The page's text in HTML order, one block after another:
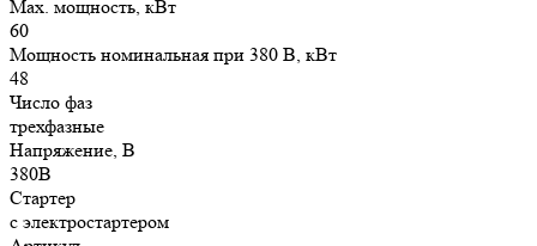
Max. мощность, кВт
60
Мощность номинальная при 380 В, кВт
48
Число фаз
трехфазные
Напряжение, В
380В
Стартер
с электростартером